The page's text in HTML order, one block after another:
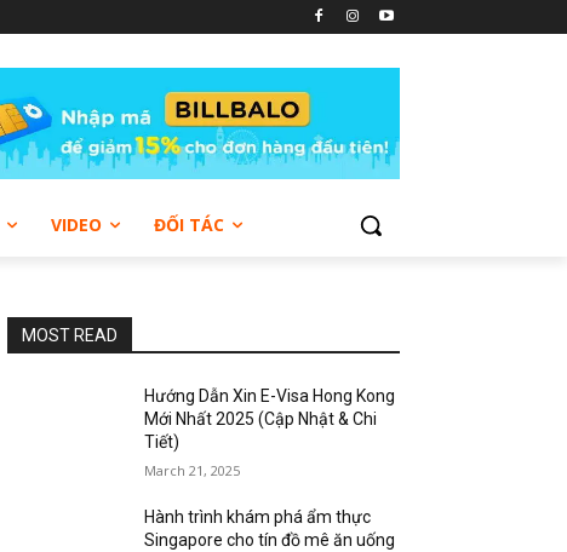
VIDEO ĐỐI TÁC
MOST READ
Hướng Dẫn Xin E-Visa Hong Kong
Mới Nhất 2025 (Cập Nhật & Chi
Tiết)
March 21, 2025
Hành trình khám phá ẩm thực
Singapore cho tín đồ mê ăn uống